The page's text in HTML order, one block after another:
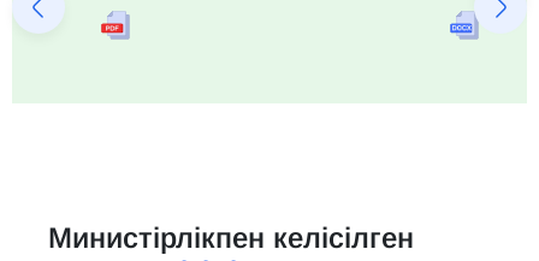
Министірлікпен келісілген